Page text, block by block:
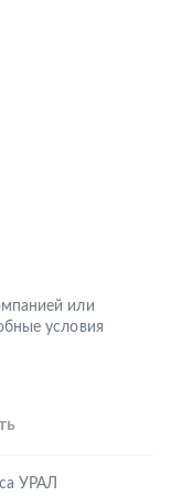
или
условия
УРАЛ